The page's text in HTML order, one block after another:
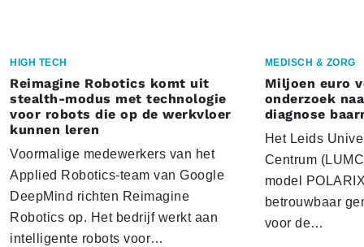
HIGH TECH
Reimagine Robotics komt uit
stealth-modus met technologie
voor robots die op de werkvloer
kunnen leren
Voormalige medewerkers van het
Applied Robotics-team van Google
DeepMind richten Reimagine
Robotics op. Het bedrijf werkt aan
intelligente robots voor…
MEDISCH & ZORG
Miljoen euro
onderzoek
diagnose
Het Leids
Centrum
model
betrouwbaar
voor de…